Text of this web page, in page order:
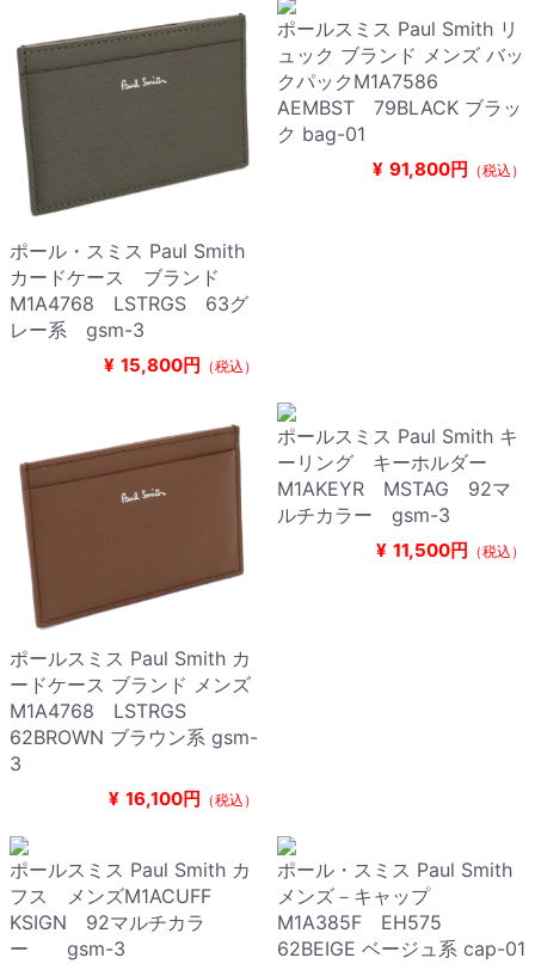
ポール・スミス Paul Smith
カードケース ブランド
M1A4768 LSTRGS 63グ
レー系 gsm-3
¥ 15,800円 （税込）
ポールスミス Paul Smith リ
ュック ブランド メンズ バッ
クパックM1A7586
AEMBST 79BLACK ブラッ
ク bag-01
¥ 91,800円 （税込）
ポールスミス Paul Smith カ
ードケース ブランド メンズ
M1A4768 LSTRGS
62BROWN ブラウン系 gsm-
3
¥ 16,100円 （税込）
ポールスミス Paul Smith キ
ーリング キーホルダー
M1AKEYR MSTAG 92マ
ルチカラー gsm-3
¥ 11,500円 （税込）
ポールスミス Paul Smith カ
フス メンズM1ACUFF
KSIGN 92マルチカラ
ー gsm-3
ポール・スミス Paul Smith
メンズ－キャップ
M1A385F EH575
62BEIGE ベージュ系 cap-01